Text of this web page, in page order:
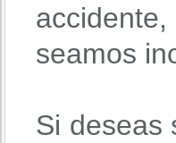
seamos
Si deseas